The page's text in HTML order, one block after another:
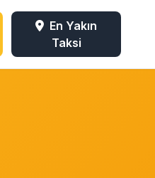
En Yakın
Taksi